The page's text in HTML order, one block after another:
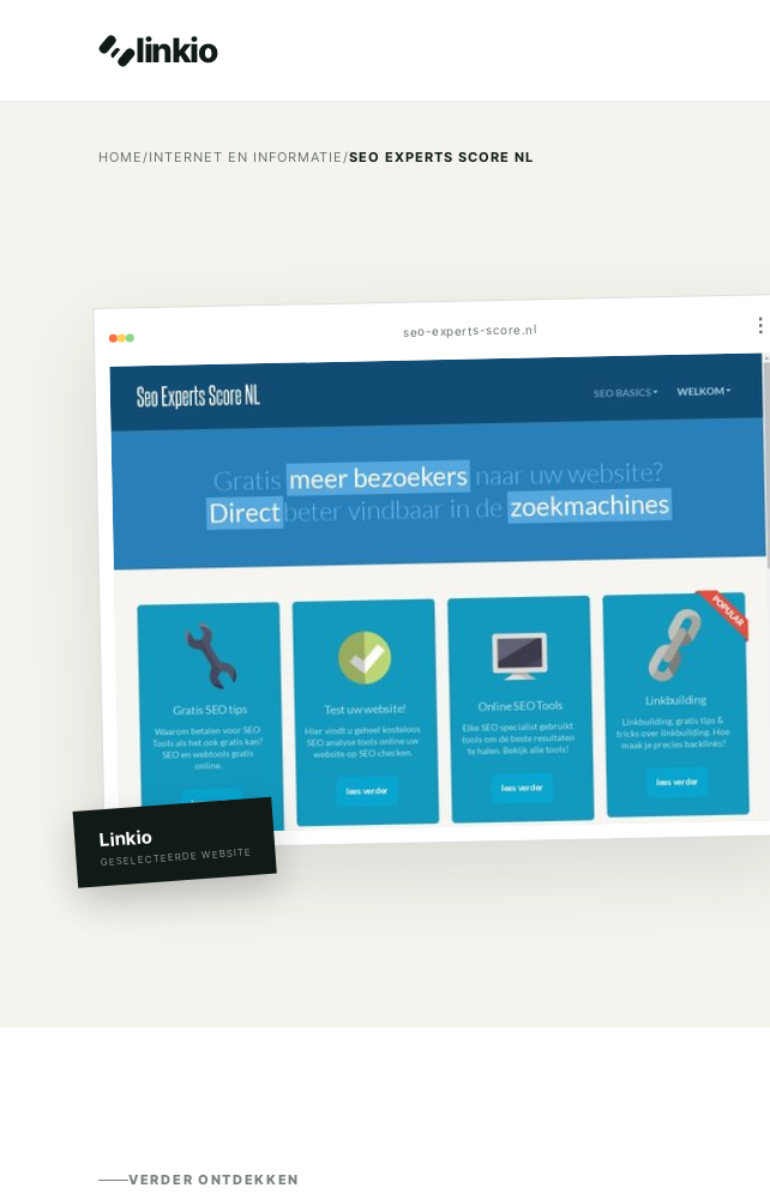
linkio
HOME/INTERNET EN INFORMATIE/SEO EXPERTS SCORE NL
seo-experts-score.nl ⋮
Linkio
GESELECTEERDE WEBSITE
VERDER ONTDEKKEN